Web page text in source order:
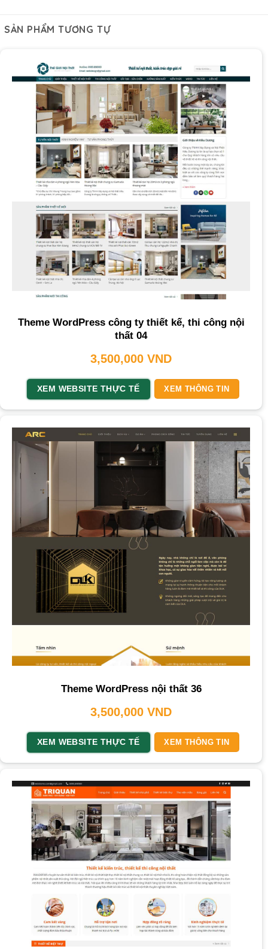
SẢN PHẨM TƯƠNG TỰ
Theme WordPress công ty thiết kế, thi công nội
thất 04
3,500,000 VND
XEM WEBSITE THỰC TẾ XEM THÔNG TIN
Theme WordPress nội thất 36
3,500,000 VND
XEM WEBSITE THỰC TẾ XEM THÔNG TIN